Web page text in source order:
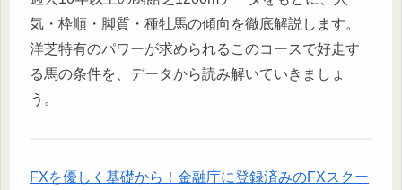
気・枠順・脚質・種牡馬の傾向を徹底解説します。
洋芝特有のパワーが求められるこのコースで好走す
る馬の条件を、データから読み解いていきましょ
う。
FXを優しく基礎から！金融庁に登録済みのFXスクー